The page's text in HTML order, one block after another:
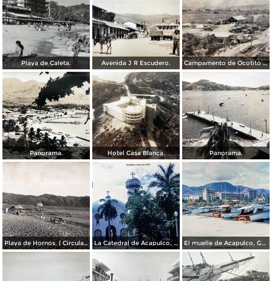
Playa de Caleta. Avenida J R Escudero. Campamento de Ocotito Carretera de Mexico-Acapulco.
Panorama. Hotel Casa Blanca. Panorama.
Playa de Hornos. ( Circulada el 21 de Marzo de 1940 ). La Catedral de Acapulco, Guerrero 1967. El muelle de Acapulco, Guerrero 1967.